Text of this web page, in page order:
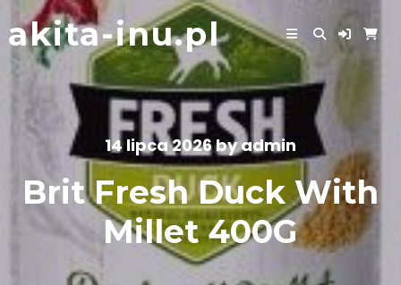
to
content
akita-inu.pl
14 lipca 2026byadmin
Brit Fresh Duck With
Millet 400G